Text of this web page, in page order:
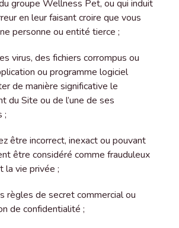
groupe Wellness Pet, ou qui induit
en leur faisant croire que vous
personne ou entité tierce ;
virus, des fichiers corrompus ou
ou programme logiciel
de manière significative le
du Site ou de l’une de ses
;
être incorrect, inexact ou pouvant
être considéré comme frauduleux
la vie privée ;
règles de secret commercial ou
de confidentialité ;